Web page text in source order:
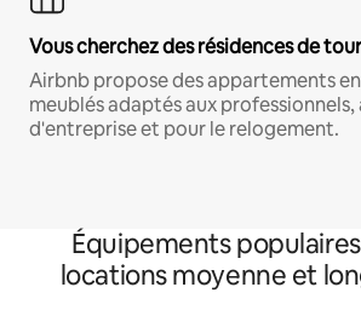
Vous cherchez des résidences de
Airbnb propose des appartements
meublés adaptés aux
d'entreprise et pour le relogement.
Équipements
locations moyenne et